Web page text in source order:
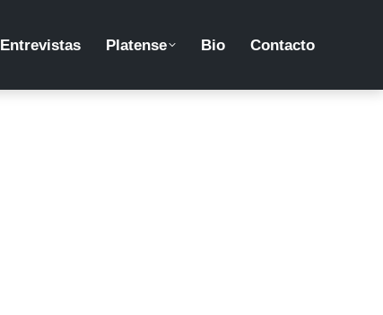
Entrevistas Platense Bio Contacto